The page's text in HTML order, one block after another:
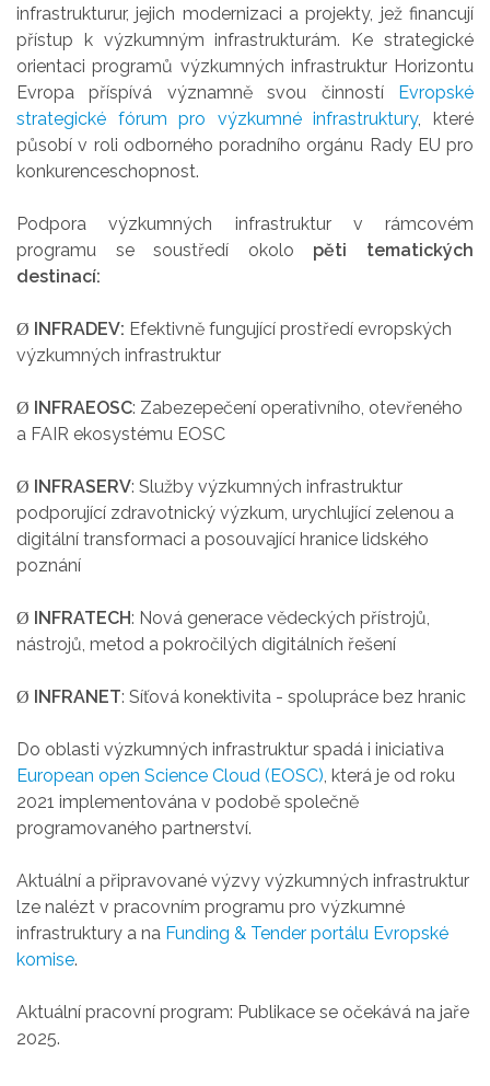
infrastrukturur, jejich modernizaci a projekty, jež financují
přístup k výzkumným infrastrukturám. Ke strategické
orientaci programů výzkumných infrastruktur Horizontu
Evropa příspívá významně svou činností
Evropské
strategické fórum pro výzkumné infrastruktury, které
působí v roli odborného poradního orgánu Rady EU pro
konkurenceschopnost.
Podpora výzkumných infrastruktur v rámcovém
programu se soustředí okolo pěti tematických
destinací:
Ø INFRADEV: Efektivně fungující prostředí evropských
výzkumných infrastruktur
Ø INFRAEOSC: Zabezepečení operativního, otevřeného
a FAIR ekosystému EOSC
Ø INFRASERV: Služby výzkumných infrastruktur
podporující zdravotnický výzkum, urychlující zelenou a
digitální transformaci a posouvající hranice lidského
poznání
Ø INFRATECH: Nová generace vědeckých přístrojů,
nástrojů, metod a pokročilých digitálních řešení
Ø INFRANET: Síťová konektivita - spolupráce bez hranic
Do oblasti výzkumných infrastruktur spadá i iniciativa
European open Science Cloud (EOSC), která je od roku
2021 implementována v podobě společně
programovaného partnerství.
Aktuální a připravované výzvy výzkumných infrastruktur
lze nalézt v pracovním programu pro výzkumné
infrastruktury a na Funding & Tender portálu Evropské
komise.
Aktuální pracovní program: Publikace se očekává na jaře
2025.